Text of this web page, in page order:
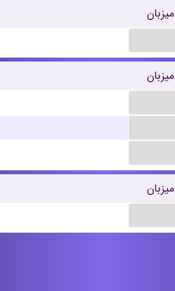
میزبان
میزبان
میزبان